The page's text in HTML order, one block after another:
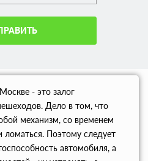
- это залог
Дело в том, что
механизм, со временем
ломаться. Поэтому следует
автомобиля, а